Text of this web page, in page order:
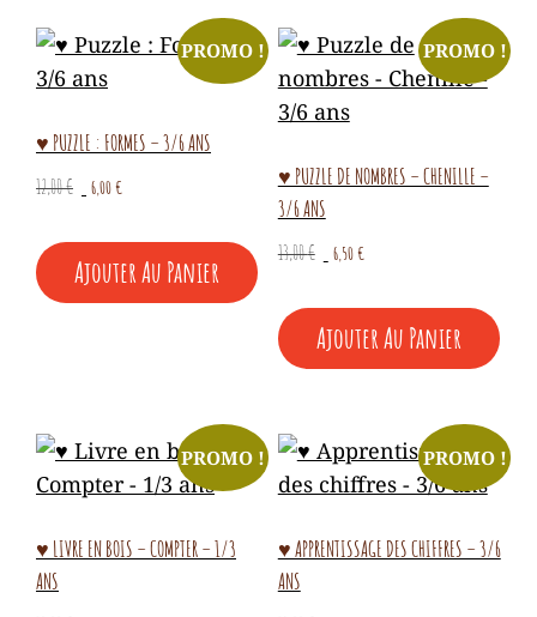
PROMO !
♥ PUZZLE : FORMES – 3/6 ANS
12,00€
Le
initial
était :
12,00 €.
6,00€
actuel
est :
6,00 €.
Ajouter Au Panier
PROMO !
♥ PUZZLE DE NOMBRES – CHENILLE –
3/6 ANS
13,00€
Le
initial
était :
13,00 €.
6,50€
actuel
est :
6,50 €.
Ajouter Au Panier
PROMO !
♥ LIVRE EN BOIS – COMPTER – 1/3
ANS
PROMO !
♥ APPRENTISSAGE DES CHIFFRES – 3/6
ANS